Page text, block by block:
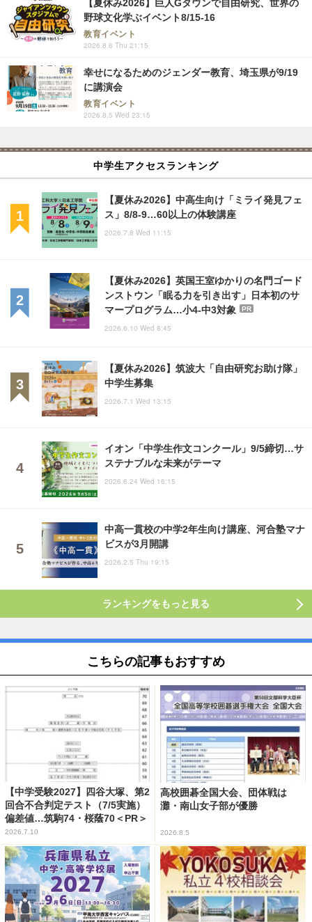
【夏休み2026】巨人Gタウンで自由研究、世界の
野球文化学ぶイベント8/15-16
教育イベント
2026.8.6 Thu 21:15
幸せになるためのジェンダー教育、埼玉県が9/19
に講演会
教育イベント
2026.8.5 Wed 23:15
中学生アクセスランキング
【夏休み2026】中高生向け「ミライ発見フェ
ス」8/8-9…60以上の体験講座
2026.7.8 Wed 11:15
【夏休み2026】英国王室ゆかりの名門ゴード
ンストウン「眠る力を引き出す」日本初のサ
マープログラム…小4-中3対象
PR
2026.6.10 Wed 8:45
【夏休み2026】筑波大「自由研究お助け隊」
中学生募集
2026.7.1 Wed 13:15
イオン「中学生作文コンクール」9/5締切…サ
ステナブルな未来がテーマ
2026.6.24 Wed 16:15
中高一貫校の中学2年生向け講座、河合塾マナ
ビスが3月開講
2026.2.5 Thu 19:15
ランキングをもっと見る
こちらの記事もおすすめ
【中学受験2027】四谷大塚、第2
回合不合判定テスト（7/5実施）
偏差値…筑駒74・桜蔭70＜PR＞
2026.7.10
高校囲碁全国大会、団体戦は
灘・南山女子部が優勝
2026.8.5